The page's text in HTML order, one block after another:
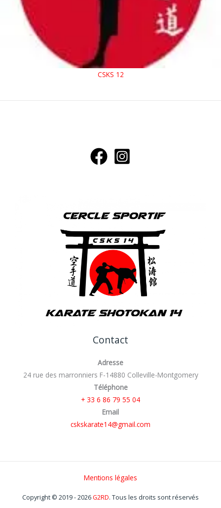
CSKS 12
Contact
Adresse
24 rue des marronniers F-14880 Colleville-Montgomery
Téléphone
+ 33 6 86 79 55 04
Email
cskskarate14@gmail.com
Mentions légales
Copyright © 2019 - 2026G2RD. Tous les droits sont réservés